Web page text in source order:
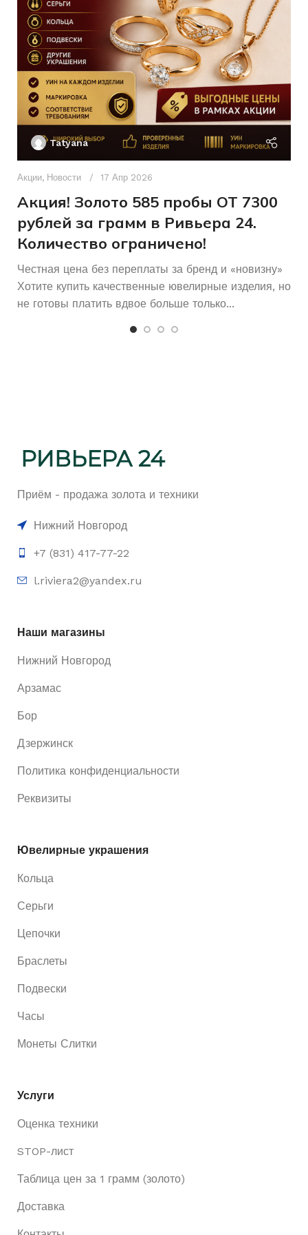
КОЛИЧЕСТВО КАМНЕЙ Россыпь
РАЗМЕР БРАСЛЕТА 18
ДЛЯ КОГО Женщинам
СОСТОЯНИЕ Б/У
ПЛЕТЕНИЕ
Декоративное
и узорное
КОЛИЧЕСТВО КАМНЕЙ
ХАРАКТЕРИСТИКА
РАЗМЕР КОЛЬЦА
ДЛЯ КОГО Женщинам
Tatyana
Акции, Новости 17 Апр 2026
Акция! Золото 585 пробы ОТ 7300
рублей за грамм в Ривьера 24.
Количество ограничено!
Честная цена без переплаты за бренд и «новизну»
Хотите купить качественные ювелирные изделия, но
не готовы платить вдвое больше только...
Приём - продажа золота и техники
Нижний Новгород
+7 (831) 417-77-22
l.riviera2@yandex.ru
Наши магазины
Нижний Новгород
Арзамас
Бор
Дзержинск
Политика конфиденциальности
Реквизиты
Ювелирные украшения
Кольца
Серьги
Цепочки
Браслеты
Подвески
Часы
Монеты Слитки
Услуги
Оценка техники
STOP-лист
Таблица цен за 1 грамм (золото)
Доставка